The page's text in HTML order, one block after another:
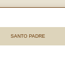
SANTO PADRE